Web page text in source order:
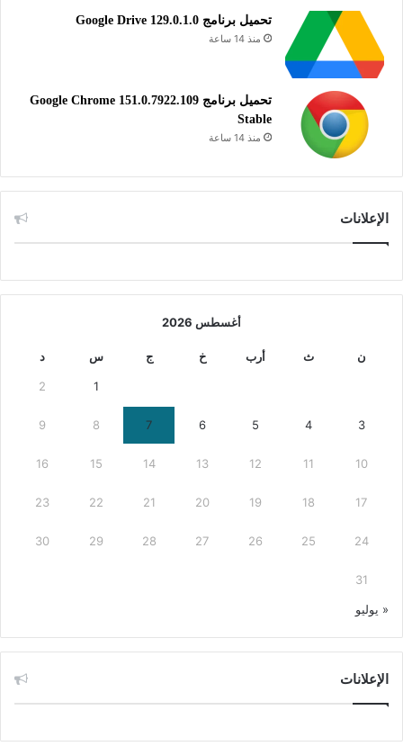
تحميل برنامج Google Drive 129.0.1.0
منذ 14 ساعة
تحميل برنامج Google Chrome 151.0.7922.109
Stable
منذ 14 ساعة
الإعلانات
أغسطس 2026
ن ث أرب خ ج س د
1
2
3
4
5
6
7
8
9
10
11
12
13
14
15
16
17
18
19
20
21
22
23
24
25
26
27
28
29
30
31
« يوليو
الإعلانات